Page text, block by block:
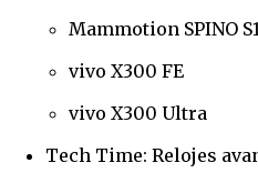
Mammotion SPINO
vivo X300 FE
vivo X300 Ultra
Tech Time: Relojes